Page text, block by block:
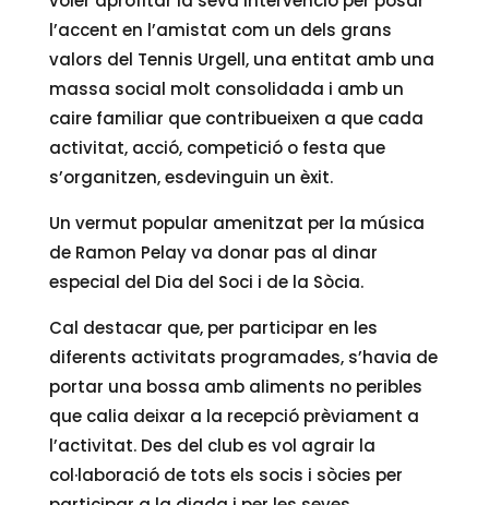
l’accent en l’amistat com un dels grans
valors del Tennis Urgell, una entitat amb una
massa social molt consolidada i amb un
caire familiar que contribueixen a que cada
activitat, acció, competició o festa que
s’organitzen, esdevinguin un èxit.
Un vermut popular amenitzat per la música
de Ramon Pelay va donar pas al dinar
especial del Dia del Soci i de la Sòcia.
Cal destacar que, per participar en les
diferents activitats programades, s’havia de
portar una bossa amb aliments no peribles
que calia deixar a la recepció prèviament a
l’activitat. Des del club es vol agrair la
col·laboració de tots els socis i sòcies per